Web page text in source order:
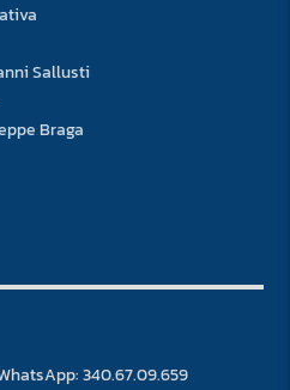
Sallusti
Braga
340.67.09.659